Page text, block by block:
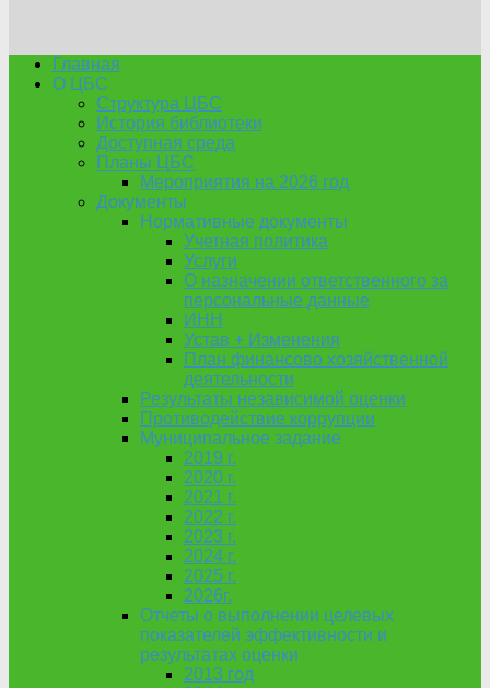
Главная
О ЦБС
Структура ЦБС
История библиотеки
Доступная среда
Планы ЦБС
Мероприятия на 2026 год
Документы
Нормативные документы
Учетная политика
Услуги
О назначении ответственного за
персональные данные
ИНН
Устав + Изменения
План финансово хозяйственной
деятельности
Результаты независимой оценки
Противодействие коррупции
Муниципальное задание
2019 г.
2020 г.
2021 г.
2022 г.
2023 г.
2024 г.
2025 г.
2026г.
Отчеты о выполнении целевых
показателей эффективности и
результатах оценки
2013 год